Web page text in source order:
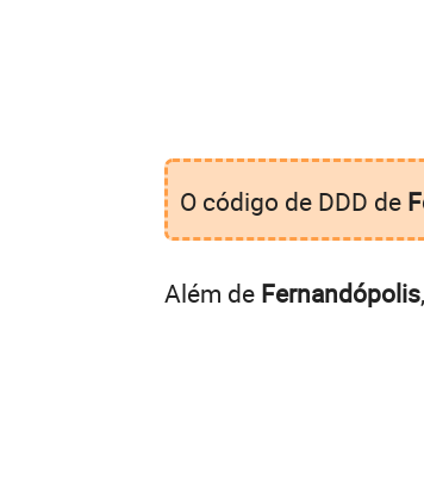
O código de DDD de
Além de Fernandópolis